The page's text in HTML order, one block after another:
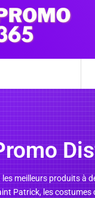
meilleurs produits à
Patrick, les costumes